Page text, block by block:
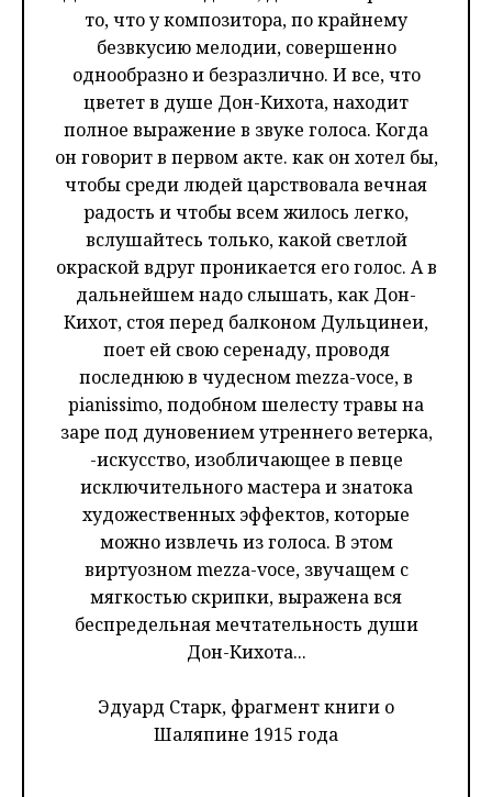
то, что у композитора, по крайнему
безвкусию мелодии, совершенно
однообразно и безразлично. И все, что
цветет в душе Дон-Кихота, находит
полное выражение в звуке голоса. Когда
он говорит в первом акте. как он хотел бы,
чтобы среди людей царствовала вечная
радость и чтобы всем жилось легко,
вслушайтесь только, какой светлой
окраской вдруг проникается его голос. А в
дальнейшем надо слышать, как Дон-
Кихот, стоя перед балконом Дульцинеи,
поет ей свою серенаду, проводя
последнюю в чудесном mezza-voce, в
pianissimo, подобном шелесту травы на
заре под дуновением утреннего ветерка,
-искусство, изобличающее в певце
исключительного мастера и знатока
художественных эффектов, которые
можно извлечь из голоса. В этом
виртуозном mezza-voce, звучащем с
мягкостью скрипки, выражена вся
беспредельная мечтательность души
Дон-Кихота...
Эдуард Старк, фрагмент книги о
Шаляпине 1915 года